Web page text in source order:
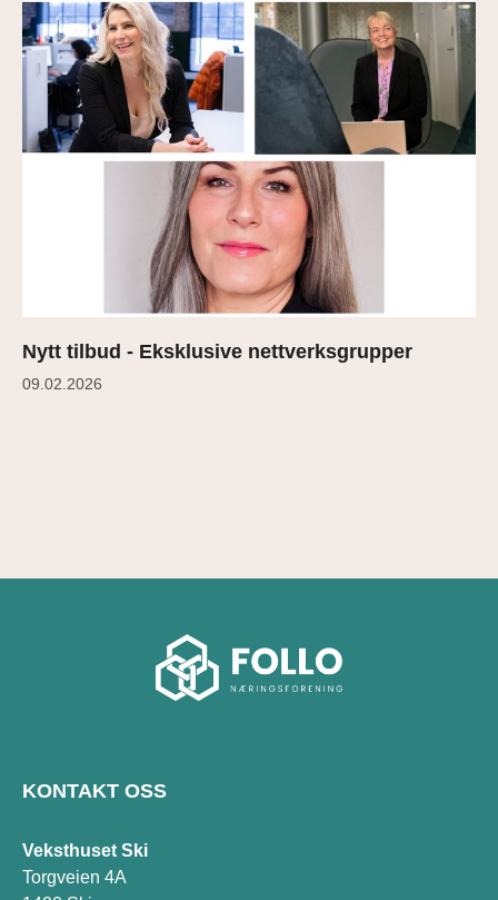
Nytt tilbud - Eksklusive nettverksgrupper
09.02.2026
KONTAKT OSS
Veksthuset Ski
Torgveien 4A